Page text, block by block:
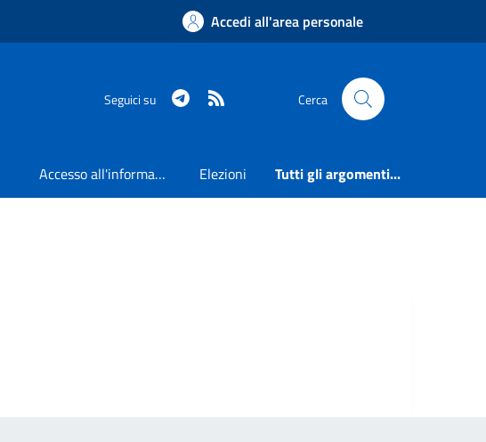
Accedi all'area personale
Seguici su Telegram Cerca
Accesso all'informazione Elezioni Tutti gli argomenti...